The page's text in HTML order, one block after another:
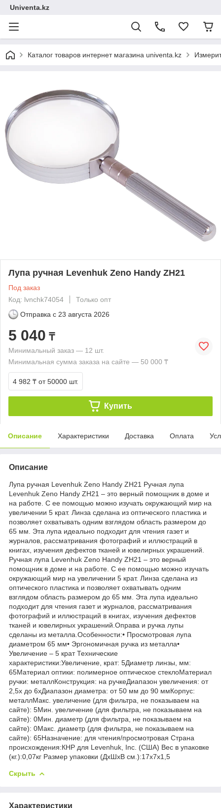
Univenta.kz
Каталог товаров интернет магазина univenta.kz
Лупа ручная Levenhuk Zeno Handy ZH21
Под заказ
Код: lvnchk74054
Только опт
Отправка с 23 августа 2026
5 040 ₸
Минимальный заказ — 12 шт.
Минимальная сумма заказа на сайте — 50 000 ₸
4 982 ₸ от 50000 шт.
Купить
Описание Характеристики Доставка Оплата
Описание
Лупа ручная Levenhuk Zeno Handy ZH21 Ручная лупа
Levenhuk Zeno Handy ZH21 – это верный помощник в доме и
на работе. С ее помощью можно изучать окружающий мир на
увеличении 5 крат. Линза сделана из оптического пластика и
позволяет охватывать одним взглядом область размером до
65 мм. Эта лупа идеально подходит для чтения газет и
журналов, рассматривания фотографий и иллюстраций в
книгах, изучения дефектов тканей и ювелирных украшений.
Ручная лупа Levenhuk Zeno Handy ZH21 – это верный
помощник в доме и на работе. С ее помощью можно изучать
окружающий мир на увеличении 5 крат. Линза сделана из
оптического пластика и позволяет охватывать одним
взглядом область размером до 65 мм. Эта лупа идеально
подходит для чтения газет и журналов, рассматривания
фотографий и иллюстраций в книгах, изучения дефектов
тканей и ювелирных украшений.Оправа и ручка лупы
сделаны из металла.Особенности:• Просмотровая лупа
диаметром 65 мм• Эргономичная ручка из металла•
Увеличение – 5 крат Технические
характеристики:Увеличение, крат: 5Диаметр линзы, мм:
65Материал оптики: полимерное оптическое стеклоМатериал
ручки: металлКонструкция: на ручкеДиапазон увеличения: от
2,5х до 6хДиапазон диаметра: от 50 мм до 90 ммКорпус:
металлМакс. увеличение (для фильтра, не показываем на
сайте): 5Мин. увеличение (для фильтра, не показываем на
сайте): 0Мин. диаметр (для фильтра, не показываем на
сайте): 0Макс. диаметр (для фильтра, не показываем на
сайте): 65Назначение: для чтения/просмотровая Страна
происхождения:КНР для Levenhuk, Inc. (США) Вес в упаковке
(кг.):0,07кг Размер упаковки (ДхШхВ см.):17x7x1,5
Скрыть
Характеристики